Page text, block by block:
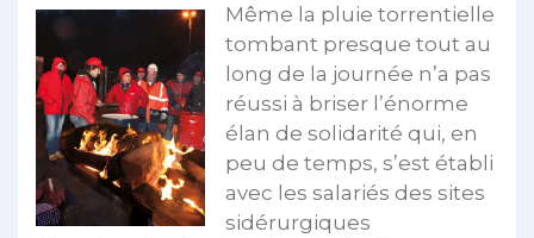
Même la pluie torrentielle
tombant presque tout au
long de la journée n’a pas
réussi à briser l’énorme
élan de solidarité qui, en
peu de temps, s’est établi
avec les salariés des sites
sidérurgiques